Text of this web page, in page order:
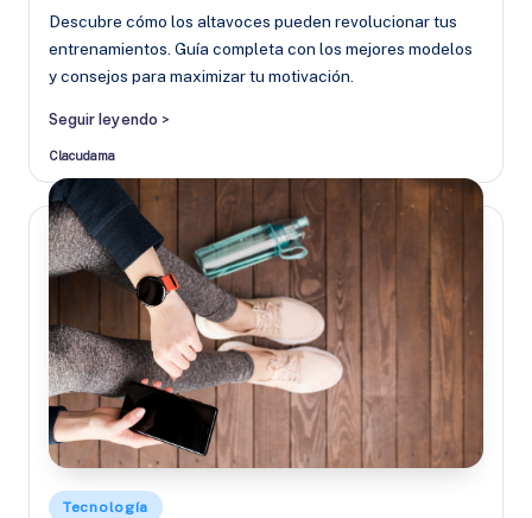
Descubre cómo los altavoces pueden revolucionar tus
entrenamientos. Guía completa con los mejores modelos
y consejos para maximizar tu motivación.
Seguir leyendo >
Publicado
por
Clacudama
Publicado
Tecnología